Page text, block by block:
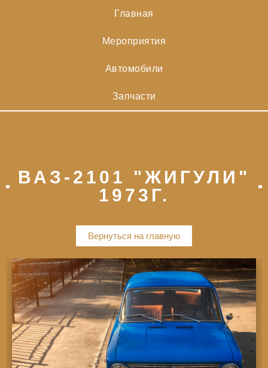
Главная
Мероприятия
Автомобили
Запчасти
ВАЗ-2101 "ЖИГУЛИ"
1973Г.
Вернуться на главную